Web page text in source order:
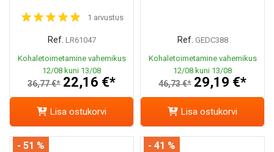
1 arvustus
Ref. LR61047
Kohaletoimetamine vahemikus
12/08 kuni 13/08
36,77 €* 22,16 €*
Lisa ostukorvi
Ref. GEDC388
Kohaletoimetamine vahemikus
12/08 kuni 13/08
46,73 €* 29,19 €*
Lisa ostukorvi
- 51 % - 41 %